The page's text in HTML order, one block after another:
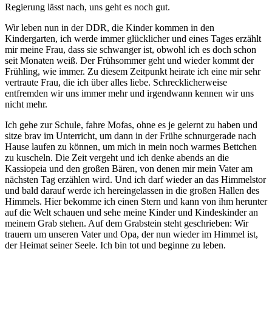
Regierung lässt nach, uns geht es noch gut.
Wir leben nun in der DDR, die Kinder kommen in den
Kindergarten, ich werde immer glücklicher und eines Tages erzählt
mir meine Frau, dass sie schwanger ist, obwohl ich es doch schon
seit Monaten weiß. Der Frühsommer geht und wieder kommt der
Frühling, wie immer. Zu diesem Zeitpunkt heirate ich eine mir sehr
vertraute Frau, die ich über alles liebe. Schrecklicherweise
entfremden wir uns immer mehr und irgendwann kennen wir uns
nicht mehr.
Ich gehe zur Schule, fahre Mofas, ohne es je gelernt zu haben und
sitze brav im Unterricht, um dann in der Frühe schnurgerade nach
Hause laufen zu können, um mich in mein noch warmes Bettchen
zu kuscheln. Die Zeit vergeht und ich denke abends an die
Kassiopeia und den großen Bären, von denen mir mein Vater am
nächsten Tag erzählen wird. Und ich darf wieder an das Himmelstor
und bald darauf werde ich hereingelassen in die großen Hallen des
Himmels. Hier bekomme ich einen Stern und kann von ihm herunter
auf die Welt schauen und sehe meine Kinder und Kindeskinder an
meinem Grab stehen. Auf dem Grabstein steht geschrieben: Wir
trauern um unseren Vater und Opa, der nun wieder im Himmel ist,
der Heimat seiner Seele. Ich bin tot und beginne zu leben.